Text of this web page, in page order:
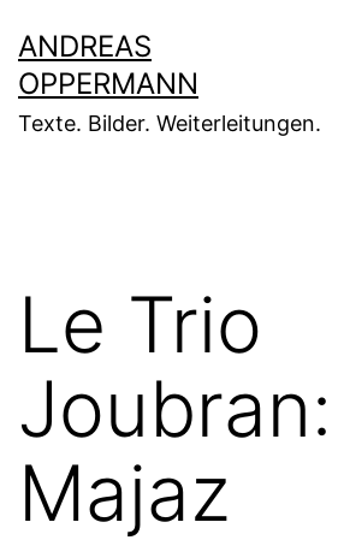
Inhalt
springen
ANDREAS
OPPERMANN
Texte. Bilder. Weiterleitungen.
Le Trio
Joubran:
Majaz